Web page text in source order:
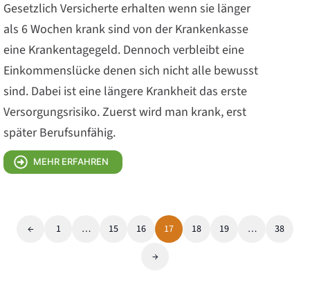
Gesetzlich Versicherte erhalten wenn sie länger
als 6 Wochen krank sind von der Krankenkasse
eine Krankentagegeld. Dennoch verbleibt eine
Einkommenslücke denen sich nicht alle bewusst
sind. Dabei ist eine längere Krankheit das erste
Versorgungsrisiko. Zuerst wird man krank, erst
später Berufsunfähig.
MEHR ERFAHREN
← 1 … 15 16 17 18 19 …
38
→